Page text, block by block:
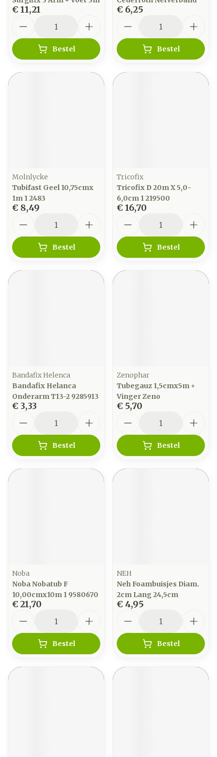
€ 11,21
Bestel
€ 6,25
Bestel
Molnlycke
Tubifast Geel 10,75cmx
1m 1 2483
€ 8,49
Bestel
Tricofix
Tricofix D 20m X 5,0-
6,0cm 1 219500
€ 16,70
Bestel
Bandafix Helenca
Bandafix Helanca
Onderarm T13-2 9285913
€ 3,33
Bestel
Zenophar
Tubegauz 1,5cmx5m +
Vinger Zeno
€ 5,70
Bestel
Noba
Noba Nobatub F
10,00cmx10m 1 9580670
€ 21,70
Bestel
NEH
Neh Foambuisjes Diam.
2cm Lang 24,5cm
€ 4,95
Bestel